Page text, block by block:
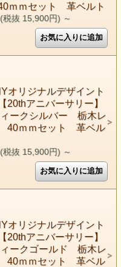
ｍセット 革ベルト
税抜 15,900円) ～
オリジナルデザイント
20thアニバーサリー】
ークシルバー 栃木レ
ｍｍセット 革ベル
税抜 15,900円) ～
オリジナルデザイント
20thアニバーサリー】
ークゴールド 栃木レ
ｍｍセット 革ベル